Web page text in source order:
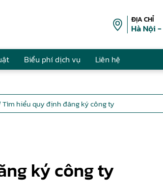
ĐỊA CHỈ
Hà Nội
Biểu phí dịch vụ Liên hệ
Tìm hiểu quy định đăng ký công ty
ký công ty